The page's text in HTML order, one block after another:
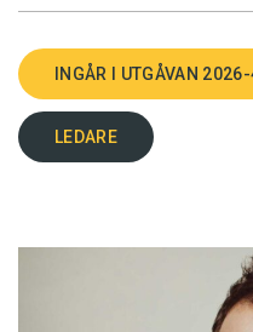
INGÅR I UTGÅVAN
LEDARE